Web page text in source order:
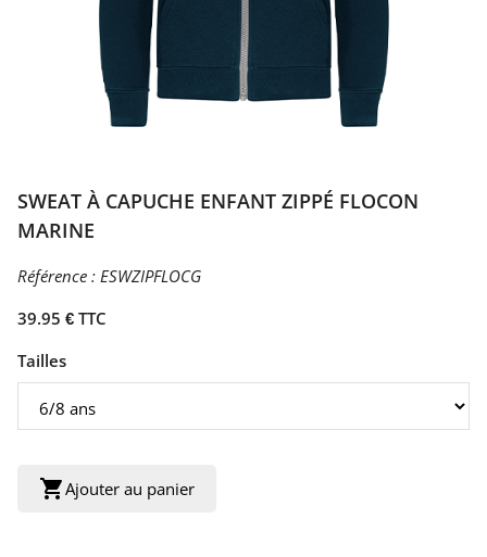
SWEAT À CAPUCHE ENFANT ZIPPÉ FLOCON
MARINE
Référence : ESWZIPFLOCG
39.95 € TTC
Tailles
shopping_cartAjouter au panier